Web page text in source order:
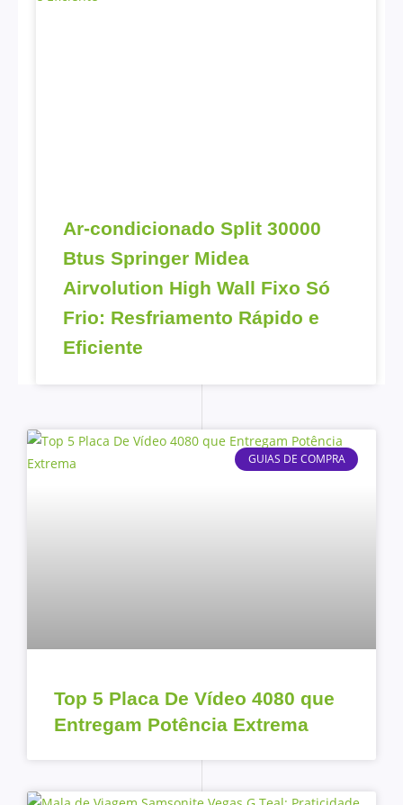
Ar-condicionado Split 30000
Btus Springer Midea
Airvolution High Wall Fixo Só
Frio: Resfriamento Rápido e
Eficiente
GUIAS DE COMPRA
Top 5 Placa De Vídeo 4080 que
Entregam Potência Extrema